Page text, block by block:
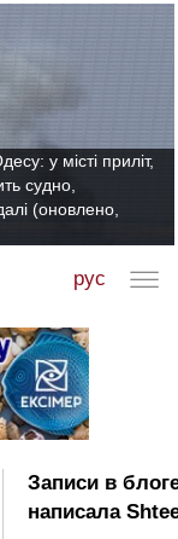
у місті приліт,
судно,
(оновлено,
рус
Записи в
написала